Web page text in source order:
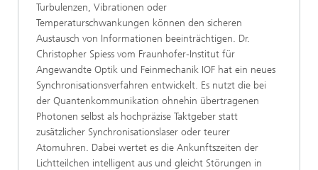
Turbulenzen, Vibrationen oder
Temperaturschwankungen können den sicheren
Austausch von Informationen beeinträchtigen. Dr.
Christopher Spiess vom Fraunhofer‑Institut für
Angewandte Optik und Feinmechanik IOF hat ein neues
Synchronisationsverfahren entwickelt. Es nutzt die bei
der Quantenkommunikation ohnehin übertragenen
Photonen selbst als hochpräzise Taktgeber statt
zusätzlicher Synchronisationslaser oder teurer
Atomuhren. Dabei wertet es die Ankunftszeiten der
Lichtteilchen intelligent aus und gleicht Störungen in